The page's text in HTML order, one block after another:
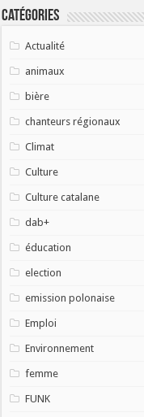
Catégories
Actualité
animaux
bière
chanteurs régionaux
Climat
Culture
Culture catalane
dab+
éducation
election
emission polonaise
Emploi
Environnement
femme
FUNK